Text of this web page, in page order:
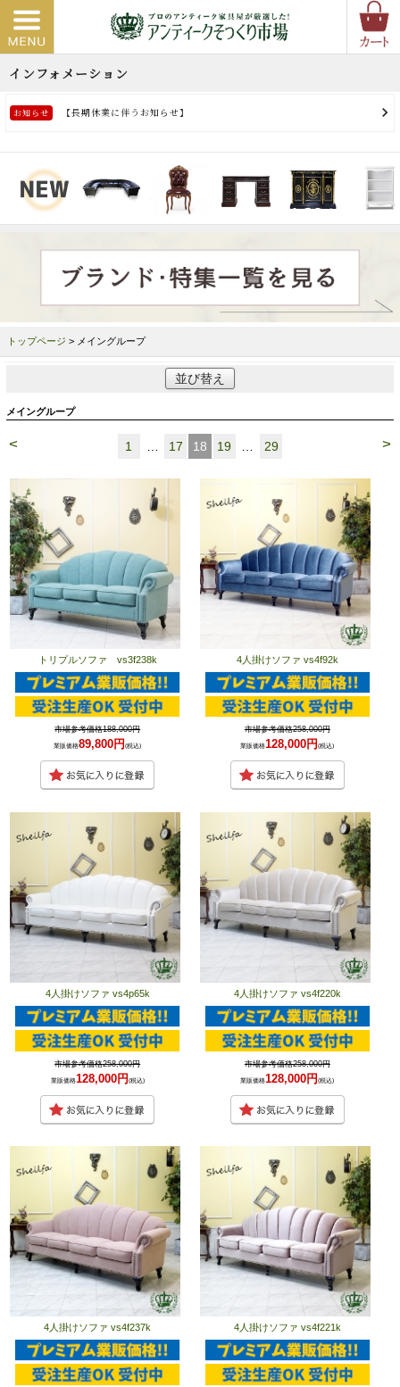
トップページ > メイングループ
並び替え
メイングループ
< >
1 17 18 19 29
トリプルソファ vs3f238k
市場参考価格188,000円
業販価格89,800円(税込)
4人掛けソファ vs4f92k
市場参考価格258,000円
業販価格128,000円(税込)
4人掛けソファ vs4p65k
市場参考価格258,000円
業販価格128,000円(税込)
4人掛けソファ vs4f220k
市場参考価格258,000円
業販価格128,000円(税込)
4人掛けソファ vs4f237k 4人掛けソファ vs4f221k